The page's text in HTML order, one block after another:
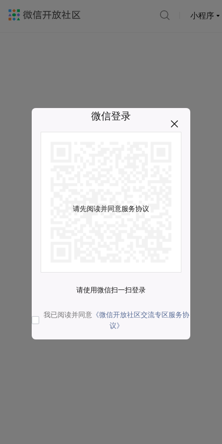
小程序
微信登录
请先阅读并同意服务协议
请使用微信扫一扫登录
我已阅读并同意 《微信开放社区交流专区服务协
议》